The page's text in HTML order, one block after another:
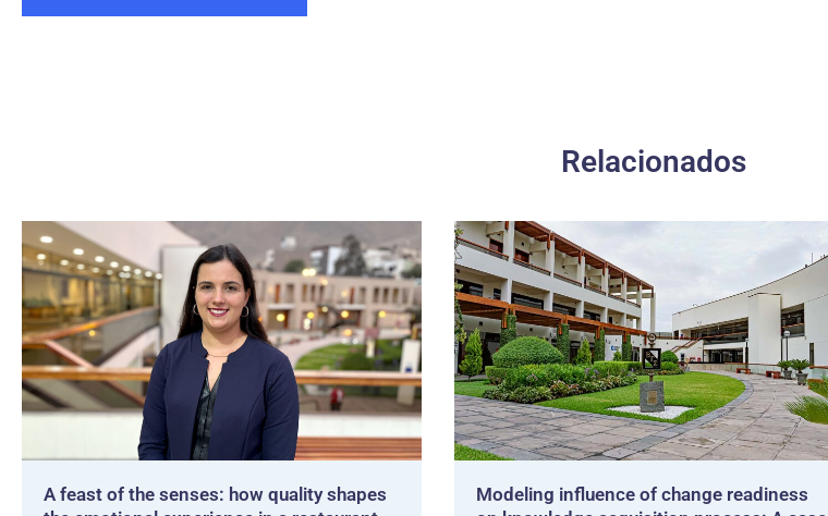
Relacionados
A feast of the senses: how quality shapes
Modeling influence of change readiness